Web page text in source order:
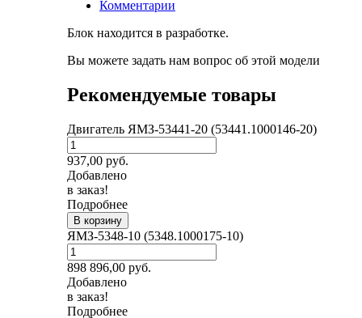
Комментарии
Блок находится в разработке.
Вы можете задать нам вопрос об этой модели
Рекомендуемые товары
Двигатель ЯМЗ-53441-20 (53441.1000146-20)
937,00 руб.
Добавлено
в заказ!
Подробнее
В корзину
ЯМЗ-5348-10 (5348.1000175-10)
898 896,00 руб.
Добавлено
в заказ!
Подробнее